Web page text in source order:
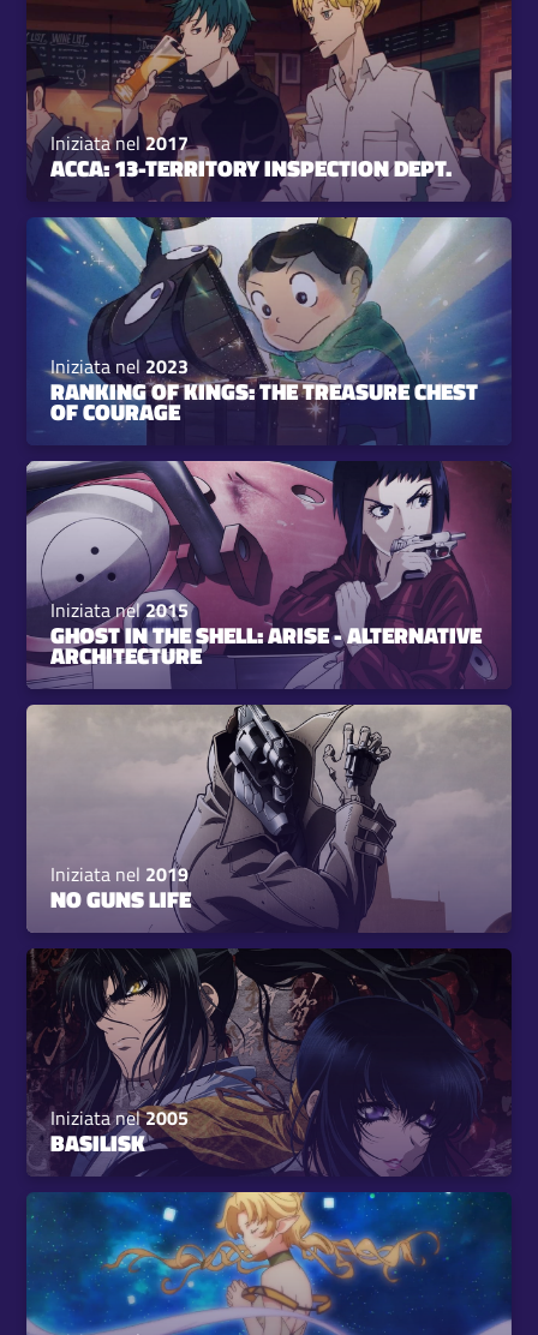
Iniziata nel2017
ACCA: 13-TERRITORY INSPECTION DEPT.
Iniziata nel2023
RANKING OF KINGS: THE TREASURE CHEST
OF COURAGE
Iniziata nel2015
GHOST IN THE SHELL: ARISE - ALTERNATIVE
ARCHITECTURE
Iniziata nel 2019
NO GUNS LIFE
Iniziata nel2005
BASILISK